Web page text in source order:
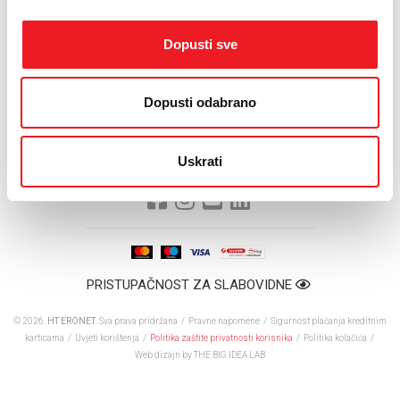
Dopusti sve
Dopusti odabrano
Uskrati
Cijena SMS poruke prema svima je 0,25 KM, a MB
podatkovnog prometa iznosi 6 KM.
PRISTUPAČNOST ZA SLABOVIDNE
© 2026. HT ERONET . Sva prava pridržana / Pravne napomene / Sigurnost plaćanja kreditnim
karticama / Uvjeti korištenja / Politika zaštite privatnosti korisnika / Politika kolačića /
Web dizajn by THE BIG IDEA LAB